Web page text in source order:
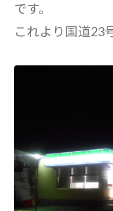
です。
これより国道23